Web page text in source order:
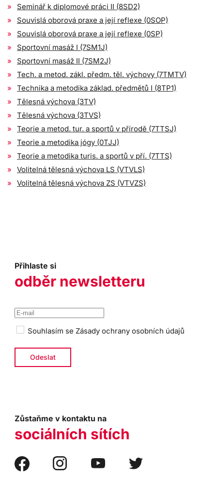
Seminář k diplomové práci II (8SD2)
Souvislá oborová praxe a její reflexe (0SOP)
Souvislá oborová praxe a její reflexe (0SP)
Sportovní masáž I (7SM1J)
Sportovní masáž II (7SM2J)
Tech. a metod. zákl. předm. těl. výchovy (7TMTV)
Technika a metodika základ. předmětů I (8TP1)
Tělesná výchova (3TV)
Tělesná výchova (3TVS)
Teorie a metod. tur. a sportů v přírodě (7TTSJ)
Teorie a metodika jógy (0TJJ)
Teorie a metodika turis. a sportů v pří. (7TTS)
Volitelná tělesná výchova LS (VTVLS)
Volitelná tělesná výchova ZS (VTVZS)
Přihlaste si
odběr newsletteru
Souhlasím se Zásady ochrany osobních údajů
Zůstaňme v kontaktu na
sociálních sítích